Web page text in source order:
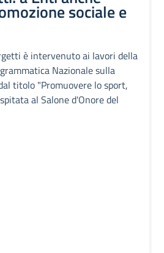
sociale e
è intervenuto ai lavori della
Nazionale sulla
titolo "Promuovere lo sport,
al Salone d'Onore del